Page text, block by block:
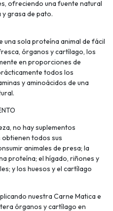
ofreciendo una fuente natural
grasa de pato.
una sola proteína animal de fácil
órganos y cartílago, los
en proporciones de
todos los
y aminoácidos de una
no hay suplementos
todos sus
animales de presa; la
proteína; el hígado, riñones y
y los huesos y el cartílago
nuestra Carne Matica e
órganos y cartílago en